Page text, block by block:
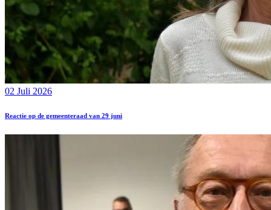
02 Juli 2026
Reactie op de gemeenteraad van 29 juni